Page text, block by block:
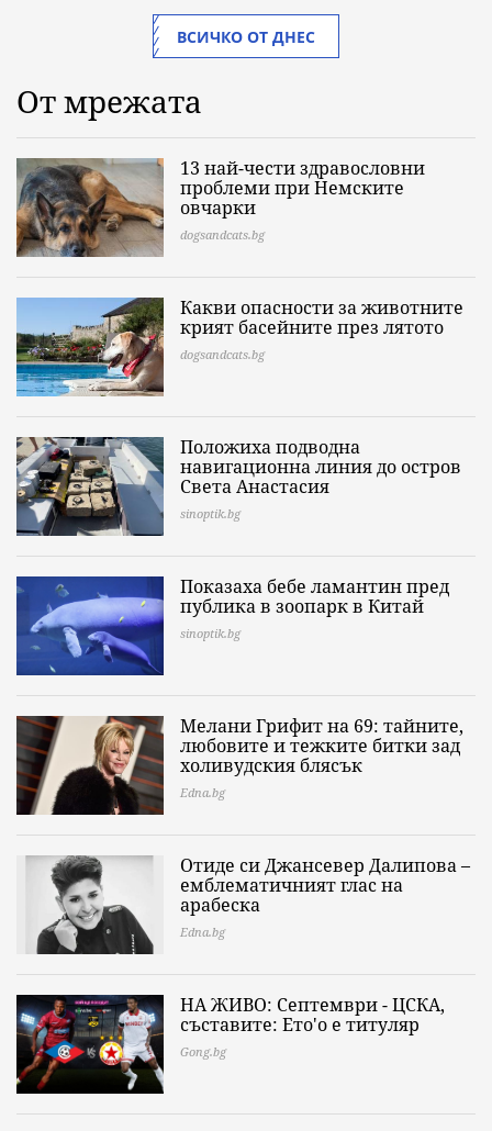
ВСИЧКО ОТ ДНЕС
От мрежата
13 най-чести здравословни
проблеми при Немските
овчарки
dogsandcats.bg
Какви опасности за животните
крият басейните през лятото
dogsandcats.bg
Положиха подводна
навигационна линия до остров
Света Анастасия
sinoptik.bg
Показаха бебе ламантин пред
публика в зоопарк в Китай
sinoptik.bg
Мелани Грифит на 69: тайните,
любовите и тежките битки зад
холивудския блясък
Edna.bg
Отиде си Джансевер Далипова –
емблематичният глас на
арабеска
Edna.bg
НА ЖИВО: Септември - ЦСКА,
съставите: Ето'о е титуляр
Gong.bg